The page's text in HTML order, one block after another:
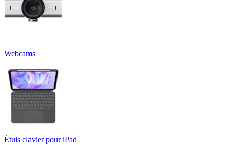
Webcams
Étuis clavier pour iPad